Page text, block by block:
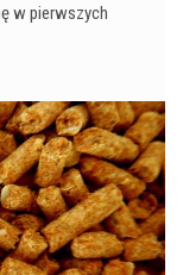
w pierwszych